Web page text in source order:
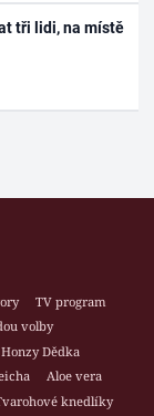
tři lidi, na místě
TV program
volby
Dědka
Aloe vera
knedlíky